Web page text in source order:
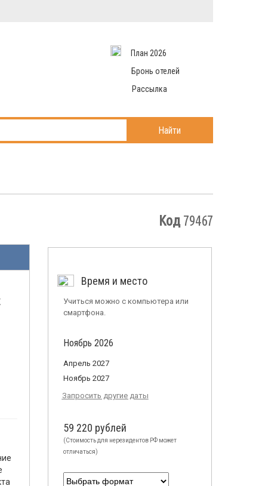
Запомнить меня
Войти в кабинет
План 2026
Бронь отелей
Рассылка
Найти
Код79467
Время и место
Учиться можно с компьютера или
смартфона.
Ноябрь 2026
Апрель 2027
Ноябрь 2027
Запросить другие даты
59 220 рублей
(Стоимость для нерезидентов РФ может
отличаться)